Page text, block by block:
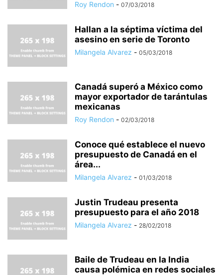
Roy Rendon - 07/03/2018
Hallan a la séptima víctima del
asesino en serie de Toronto
Milangela Alvarez - 05/03/2018
Canadá superó a México como
mayor exportador de tarántulas
mexicanas
Roy Rendon - 02/03/2018
Conoce qué establece el nuevo
presupuesto de Canadá en el
área...
Milangela Alvarez - 01/03/2018
Justin Trudeau presenta
presupuesto para el año 2018
Milangela Alvarez - 28/02/2018
Baile de Trudeau en la India
causa polémica en redes sociales